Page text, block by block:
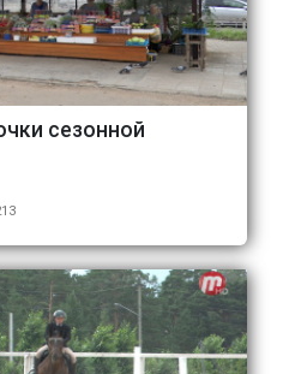
сезонной